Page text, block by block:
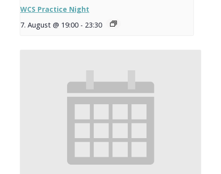
WCS Practice Night
7. August @ 19:00 - 23:30